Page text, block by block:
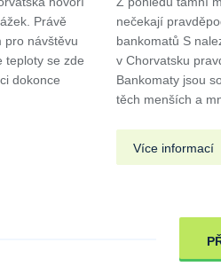
Právě
pro návštěvu
teploty se zde
dokonce
nečekají
bankomatů S
v Chorvatsku
Bankomaty jsou
těch menších a
Více informací